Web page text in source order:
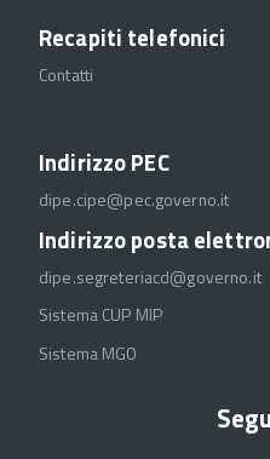
Recapiti telefonici
Contatti
Indirizzo PEC
dipe.cipe@pec.governo.it
Indirizzo posta
dipe.segreteriacd@governo.it
Sistema CUP MIP
Sistema MGO